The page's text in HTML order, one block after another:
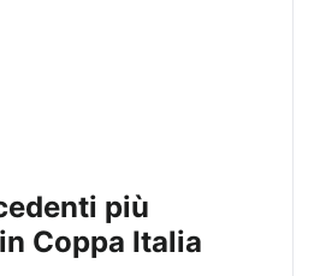
Coppa Italia